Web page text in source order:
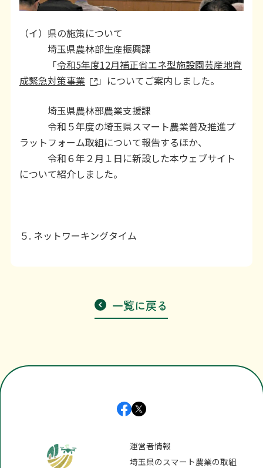
（イ）県の施策について
埼玉県農林部生産振興課
「令和5年度12月補正省エネ型施設園芸産地育
成緊急対策事業
」についてご案内しました。
埼玉県農林部農業支援課
令和５年度の埼玉県スマート農業普及推進プ
ラットフォーム取組について報告するほか、
令和６年２月１日に新設した本ウェブサイト
について紹介しました。
５. ネットワーキングタイム
一覧に戻る
運営者情報
埼玉県のスマート農業の取組